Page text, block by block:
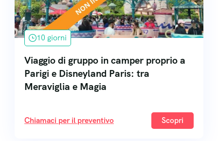
10 giorni
Viaggio di gruppo in camper proprio a
Parigi e Disneyland Paris: tra
Meraviglia e Magia
Chiamaci per il preventivo Scopri